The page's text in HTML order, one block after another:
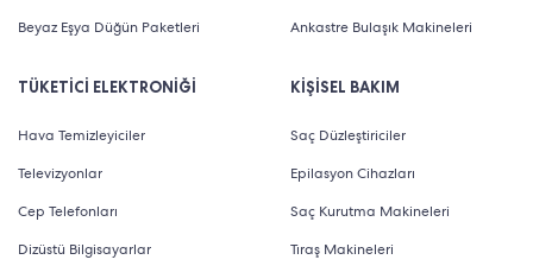
Beyaz Eşya Düğün Paketleri
TÜKETİCİ ELEKTRONİĞİ
Hava Temizleyiciler
Televizyonlar
Cep Telefonları
Dizüstü Bilgisayarlar
Ankastre Bulaşık Makineleri
KİŞİSEL BAKIM
Saç Düzleştiriciler
Epilasyon Cihazları
Saç Kurutma Makineleri
Tıraş Makineleri